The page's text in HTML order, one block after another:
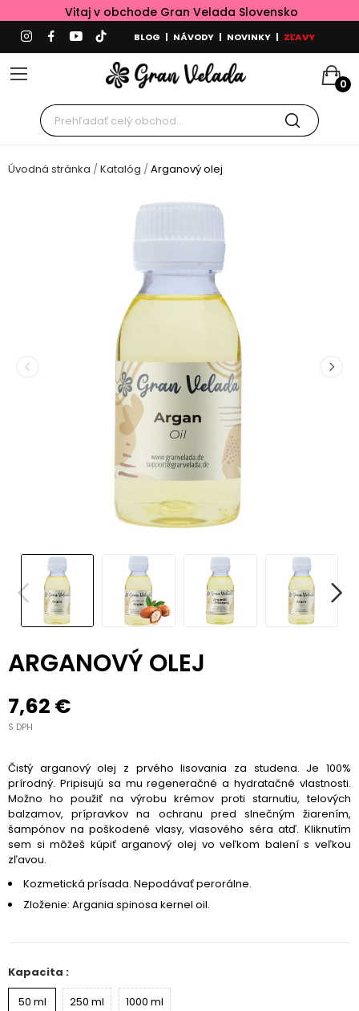
Vitaj v obchode Gran Velada Slovensko
BLOG | NÁVODY | NOVINKY | ZĽAVY
0
Úvodná stránka Katalóg Arganový olej
ARGANOVÝ OLEJ
7,62 €
S DPH
Čistý arganový olej z prvého lisovania za studena. Je 100%
prírodný. Pripisujú sa mu regeneračné a hydratačné vlastnosti.
Možno ho použiť na výrobu krémov proti starnutiu, telových
balzamov, prípravkov na ochranu pred slnečným žiarením,
šampónov na poškodené vlasy, vlasového séra atď. Kliknutím
sem si môžeš kúpiť arganový olej vo veľkom balení s veľkou
zľavou.
Kozmetická prísada. Nepodávať perorálne.
Zloženie: Argania spinosa kernel oil.
Kapacita :
50 ml
250 ml 1000 ml